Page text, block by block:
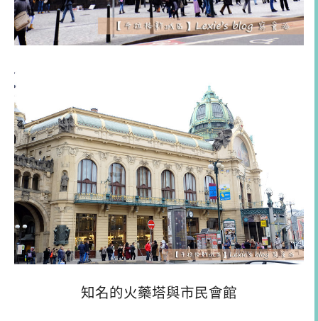
知名的火藥塔與市民會館